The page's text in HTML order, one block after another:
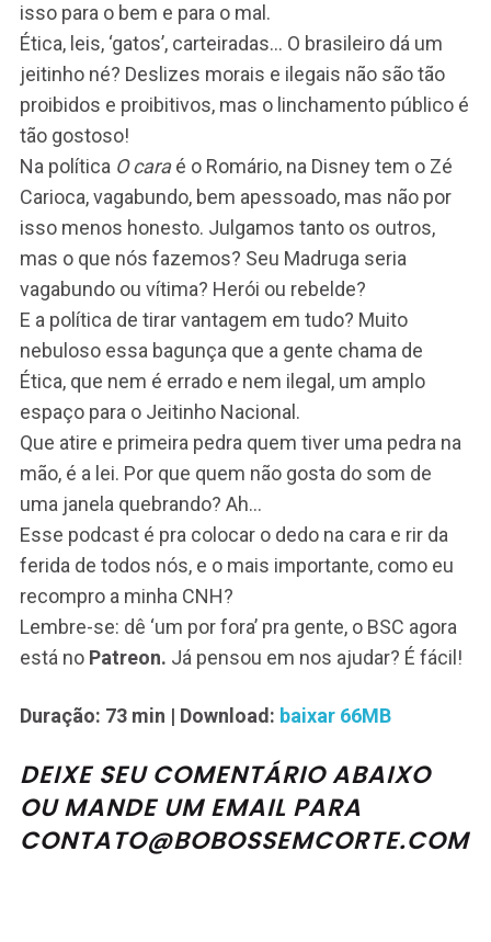
isso para o bem e para o mal.
Ética, leis, ‘gatos’, carteiradas… O brasileiro dá um
jeitinho né? Deslizes morais e ilegais não são tão
proibidos e proibitivos, mas o linchamento público é
tão gostoso!
Na política O caraé o Romário, na Disney tem o Zé
Carioca, vagabundo, bem apessoado, mas não por
isso menos honesto. Julgamos tanto os outros,
mas o que nós fazemos? Seu Madruga seria
vagabundo ou vítima? Herói ou rebelde?
E a política de tirar vantagem em tudo? Muito
nebuloso essa bagunça que a gente chama de
Ética, que nem é errado e nem ilegal, um amplo
espaço para o Jeitinho Nacional.
Que atire e primeira pedra quem tiver uma pedra na
mão, é a lei. Por que quem não gosta do som de
uma janela quebrando? Ah…
Esse podcast é pra colocar o dedo na cara e rir da
ferida de todos nós, e o mais importante, como eu
recompro a minha CNH?
Lembre-se: dê ‘um por fora’ pra gente, o BSC agora
está no Patreon. Já pensou em nos ajudar? É fácil!
Duração: 73 min | Download: baixar 66MB
DEIXE SEU COMENTÁRIO ABAIXO
OU MANDE UM EMAIL PARA
CONTATO@BOBOSSEMCORTE.COM